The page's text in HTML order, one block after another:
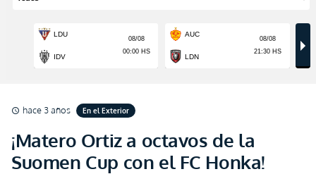
schedule hace 3 años En el Exterior
¡Matero Ortiz a octavos de la
Suomen Cup con el FC Honka!